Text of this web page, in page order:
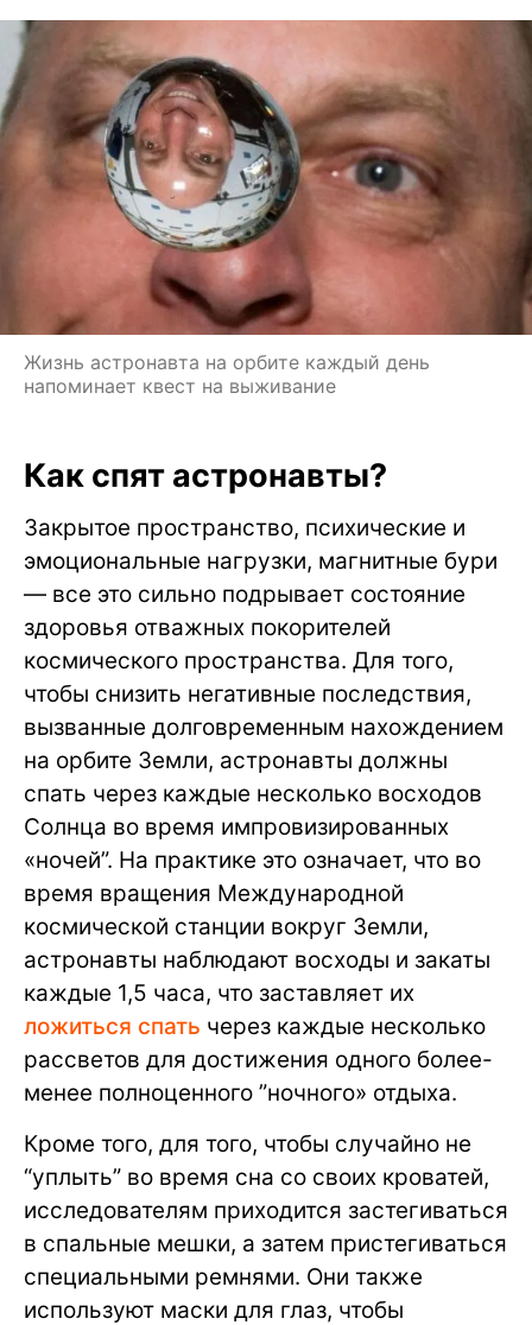
Жизнь астронавта на орбите каждый день
напоминает квест на выживание
Как спят астронавты?
Закрытое пространство, психические и
эмоциональные нагрузки, магнитные бури
— все это сильно подрывает состояние
здоровья отважных покорителей
космического пространства. Для того,
чтобы снизить негативные последствия,
вызванные долговременным нахождением
на орбите Земли, астронавты должны
спать через каждые несколько восходов
Солнца во время импровизированных
«ночей”. На практике это означает, что во
время вращения Международной
космической станции вокруг Земли,
астронавты наблюдают восходы и закаты
каждые 1,5 часа, что заставляет их
ложиться спать через каждые несколько
рассветов для достижения одного более-
менее полноценного ”ночного» отдыха.
Кроме того, для того, чтобы случайно не
“уплыть” во время сна со своих кроватей,
исследователям приходится застегиваться
в спальные мешки, а затем пристегиваться
специальными ремнями. Они также
используют маски для глаз, чтобы